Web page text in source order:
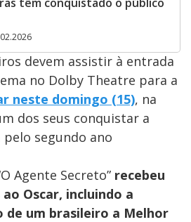
devem assistir à entrada
no Dolby Theatre para a
neste domingo (15), na
dos seus conquistar a
segundo ano
Agente Secreto” recebeu
Oscar, incluindo a
de um brasileiro a Melhor